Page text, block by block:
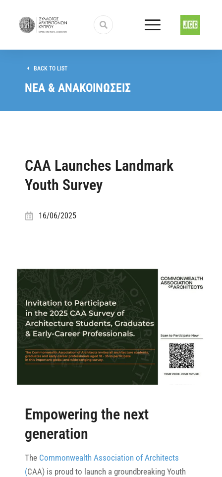
BACK TO LIST
ΝΕΑ & ΑΝΑΚΟΙΝΩΣΕΙΣ
CAA Launches Landmark
Youth Survey
16/06/2025
Empowering the next
generation
The Commonwealth Association of Architects
(CAA) is proud to launch a groundbreaking Youth